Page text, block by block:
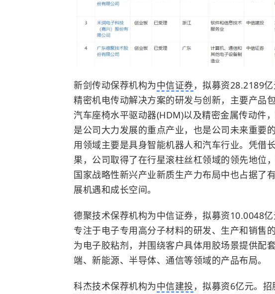
新剑传动保荐机构为中信证券，拟募资28.2189
精密机电传动解决方案的研发与创新，主要产品
汽车座椅水平驱动器(HDM)以及精密金属传动件
是公司大力发展的重点产业，也是公司未来重要
用领域主要是具身智能机器人和汽车行业。凭借
果，公司取得了在行星滚柱丝杠领域的领先地位
国家战略性新兴产业新质生产力布局中也占据了
展机遇和成长空间。
德聚技术保荐机构为中信证券，拟募资10.0048
专注于电子专用高分子材料的研发、生产和销售
为电子胶粘剂，并围绕客户具体用胶场景提供配
端、新能源、半导体、通信等领域的产品布局。
科杰技术保荐机构为中信建投 ，拟募资6亿元。